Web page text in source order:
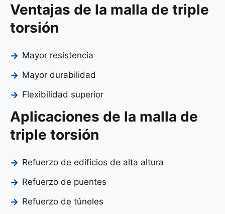
Ventajas de la malla de triple
torsión
Mayor resistencia
Mayor durabilidad
Flexibilidad superior
Aplicaciones de la malla de
triple torsión
Refuerzo de edificios de alta altura
Refuerzo de puentes
Refuerzo de túneles